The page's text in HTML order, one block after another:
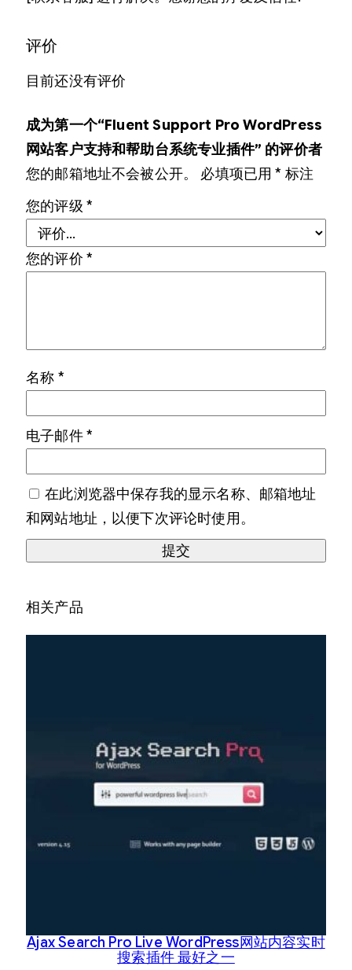
评价
目前还没有评价
成为第一个“Fluent Support Pro WordPress
网站客户支持和帮助台系统专业插件” 的评价者
您的邮箱地址不会被公开。
必填项已用* 标注
您的评级 *
您的评价 *
名称 *
电子邮件*
在此浏览器中保存我的显示名称、邮箱地址
和网站地址，以便下次评论时使用。
相关产品
Ajax Search Pro Live WordPress网站内容实时
搜索插件 最好之一